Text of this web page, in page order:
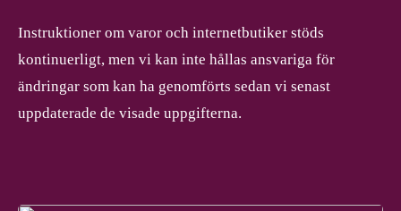
Instruktioner om varor och internetbutiker stöds
kontinuerligt, men vi kan inte hållas ansvariga för
ändringar som kan ha genomförts sedan vi senast
uppdaterade de visade uppgifterna.